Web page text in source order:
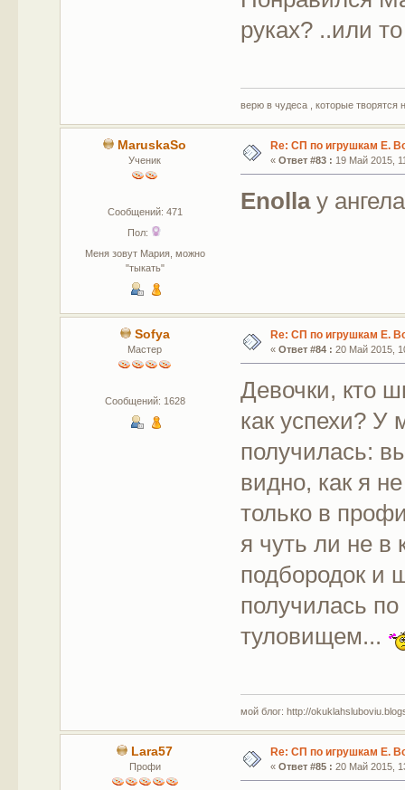
руках? ..или
верю в чудеса , которые творятся
MaruskaSo
Ученик
Сообщений: 471
Пол:
Меня зовут Мария, можно
"тыкать"
Re: СП по игрушкам Е.
« Ответ #83 : 19 Май 2015,
Enollaу
Sofya
Мастер
Сообщений: 1628
Re: СП по игрушкам Е.
« Ответ #84 : 20 Май 2015,
Девочки, кто
как успехи? У
получилась:
видно, как я
только в
я чуть ли не в
подбородок и
получилась
туловищем...
мой блог: http://
Lara57
Профи
Re: СП по игрушкам Е.
« Ответ #85 : 20 Май 2015,